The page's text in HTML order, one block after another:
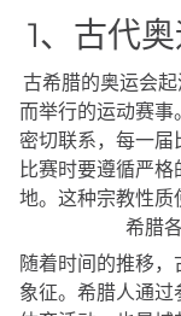
1、古代
古希腊的奥运会
而举行的运动赛事
密切联系，每一
比赛时要遵循严
地。这种宗教性质
希腊
随着时间的推移
象征。希腊人通